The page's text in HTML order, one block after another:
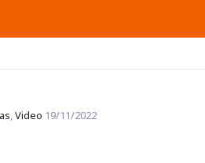
,Video 19/11/2022